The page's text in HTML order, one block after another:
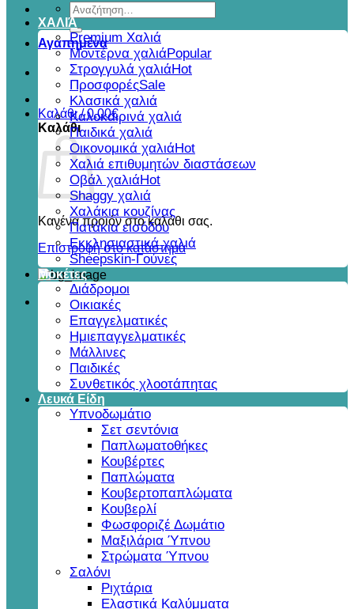
Αναζήτηση
για:
Αγαπημένα
Καλάθι /0,00€
Καλάθι
Κανένα προϊόν στο καλάθι σας.
Επιστροφή στο κατάστημα
ΧΑΛΙΆ
Premium Χαλιά
Μοντέρνα χαλιά
Στρογγυλά χαλιά
Προσφορές
Κλασικά χαλιά
Καλοκαιρινά χαλιά
Παιδικά χαλιά
Οικονομικά χαλιά
Χαλιά επιθυμητών διαστάσεων
Οβάλ χαλιά
Shaggy χαλιά
Χαλάκια κουζίνας
Πατάκια εισόδου
Εκκλησιαστικά χαλιά
Sheepskin-Γούνες
Μοκέτες
Διάδρομοι
Οικιακές
Επαγγελματικές
Ημιεπαγγελματικές
Μάλλινες
Παιδικές
Συνθετικός χλοοτάπητας
Λευκά Είδη
Υπνοδωμάτιο
Σετ σεντόνια
Παπλωματοθήκες
Κουβέρτες
Παπλώματα
Κουβερτοπαπλώματα
Κουβερλί
Φωσφοριζέ Δωμάτιο
Μαξιλάρια Ύπνου
Στρώματα Ύπνου
Σαλόνι
Ριχτάρια
Ελαστικά Καλύμματα